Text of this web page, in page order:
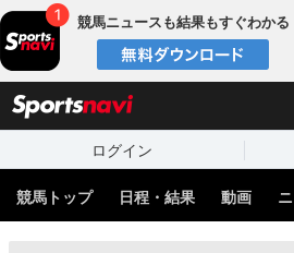
競馬ニュースも結果もすぐわかる
ログイン
競馬トップ 日程・結果 動画